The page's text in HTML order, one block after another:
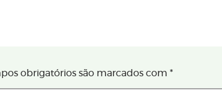
obrigatórios são marcados com *